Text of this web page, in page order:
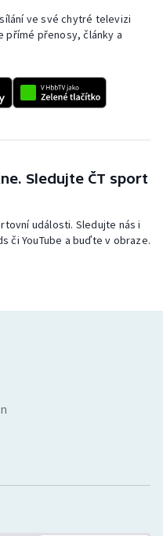
ve své chytré televizi
přímé přenosy, články a
Sledujte ČT sport
události. Sledujte nás i
či YouTube a buďte v obraze.